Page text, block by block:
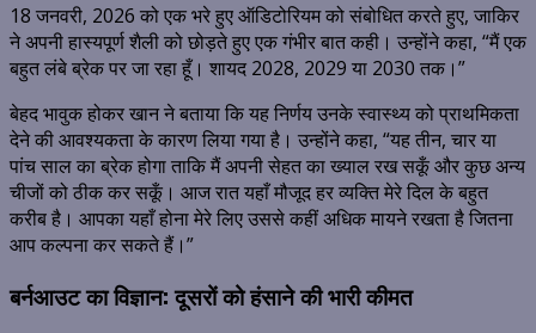
18 जनवरी, 2026 को एक भरे हुए ऑडिटोरियम को संबोधित करते हुए, जाकिर
ने अपनी हास्यपूर्ण शैली को छोड़ते हुए एक गंभीर बात कही। उन्होंने कहा, “मैं एक
बहुत लंबे ब्रेक पर जा रहा हूँ। शायद 2028, 2029 या 2030 तक।”
बेहद भावुक होकर खान ने बताया कि यह निर्णय उनके स्वास्थ्य को प्राथमिकता
देने की आवश्यकता के कारण लिया गया है। उन्होंने कहा, “यह तीन, चार या
पांच साल का ब्रेक होगा ताकि मैं अपनी सेहत का ख्याल रख सकूँ और कुछ अन्य
चीजों को ठीक कर सकूँ। आज रात यहाँ मौजूद हर व्यक्ति मेरे दिल के बहुत
करीब है। आपका यहाँ होना मेरे लिए उससे कहीं अधिक मायने रखता है जितना
आप कल्पना कर सकते हैं।”
बर्नआउट का विज्ञान: दूसरों को हंसाने की भारी कीमत